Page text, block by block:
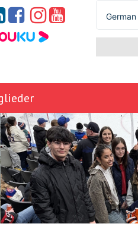
German
Italian
Arabic
Russian
Japanese
Korean
Chinese
Thai
Turkish